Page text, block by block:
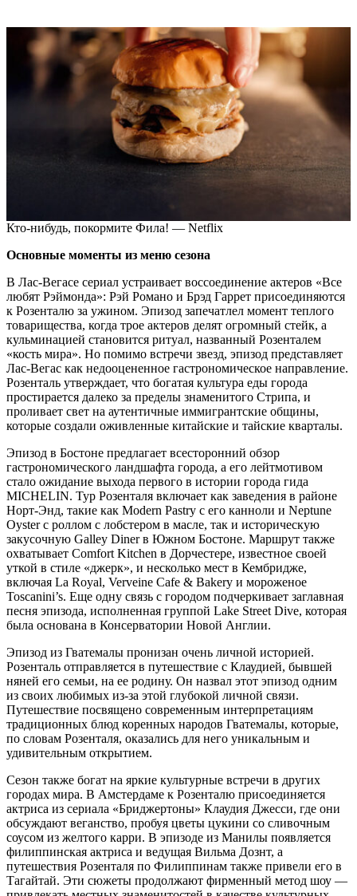
Кто-нибудь, покормите Фила! — Netflix
Основные моменты из меню сезона
В Лас-Вегасе сериал устраивает воссоединение актеров «Все
любят Рэймонда»: Рэй Романо и Брэд Гаррет присоединяются
к Розенталю за ужином. Эпизод запечатлел момент теплого
товарищества, когда трое актеров делят огромный стейк, а
кульминацией становится ритуал, названный Розенталем
«кость мира». Но помимо встречи звезд, эпизод представляет
Лас-Вегас как недооцененное гастрономическое направление.
Розенталь утверждает, что богатая культура еды города
простирается далеко за пределы знаменитого Стрипа, и
проливает свет на аутентичные иммигрантские общины,
которые создали оживленные китайские и тайские кварталы.
Эпизод в Бостоне предлагает всесторонний обзор
гастрономического ландшафта города, а его лейтмотивом
стало ожидание выхода первого в истории города гида
MICHELIN. Тур Розенталя включает как заведения в районе
Норт-Энд, такие как Modern Pastry с его канноли и Neptune
Oyster с роллом с лобстером в масле, так и историческую
закусочную Galley Diner в Южном Бостоне. Маршрут также
охватывает Comfort Kitchen в Дорчестере, известное своей
уткой в стиле «джерк», и несколько мест в Кембридже,
включая La Royal, Verveine Cafe & Bakery и мороженое
Toscanini’s. Еще одну связь с городом подчеркивает заглавная
песня эпизода, исполненная группой Lake Street Dive, которая
была основана в Консерватории Новой Англии.
Эпизод из Гватемалы пронизан очень личной историей.
Розенталь отправляется в путешествие с Клаудией, бывшей
няней его семьи, на ее родину. Он назвал этот эпизод одним
из своих любимых из-за этой глубокой личной связи.
Путешествие посвящено современным интерпретациям
традиционных блюд коренных народов Гватемалы, которые,
по словам Розенталя, оказались для него уникальным и
удивительным открытием.
Сезон также богат на яркие культурные встречи в других
городах мира. В Амстердаме к Розенталю присоединяется
актриса из сериала «Бриджертоны» Клаудия Джесси, где они
обсуждают веганство, пробуя цветы цукини со сливочным
соусом из желтого карри. В эпизоде из Манилы появляется
филиппинская актриса и ведущая Вильма Дознт, а
путешествия Розенталя по Филиппинам также привели его в
Тагайтай. Эти сюжеты продолжают фирменный метод шоу —